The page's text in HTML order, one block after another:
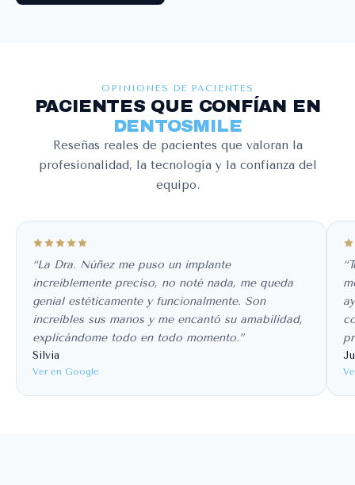
OPINIONES DE PACIENTES
PACIENTES QUE CONFÍAN EN
DENTOSMILE
Reseñas reales de pacientes que valoran la
profesionalidad, la tecnología y la confianza del
equipo.
“La Dra. Núñez me puso un implante
increíblemente preciso, no noté nada, me queda
genial estéticamente y funcionalmente. Son
increíbles sus manos y me encantó su amabilidad,
explicándome todo en todo momento.”
Silvia
Ver en Google